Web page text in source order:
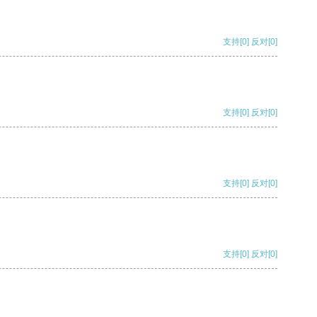
支持[0] 反对[0]
支持[0] 反对[0]
支持[0] 反对[0]
支持[0] 反对[0]